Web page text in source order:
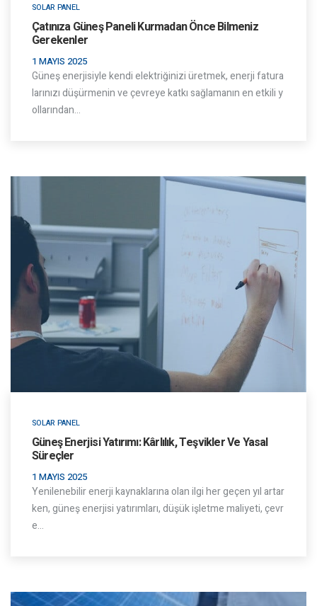
SOLAR PANEL
Çatınıza Güneş Paneli Kurmadan Önce Bilmeniz
Gerekenler
1 MAYIS 2025
Güneş enerjisiyle kendi elektriğinizi üretmek, enerji fatura
larınızı düşürmenin ve çevreye katkı sağlamanın en etkili y
ollarından…
SOLAR PANEL
Güneş Enerjisi Yatırımı: Kârlılık, Teşvikler Ve Yasal
Süreçler
1 MAYIS 2025
Yenilenebilir enerji kaynaklarına olan ilgi her geçen yıl artar
ken, güneş enerjisi yatırımları, düşük işletme maliyeti, çevr
e…